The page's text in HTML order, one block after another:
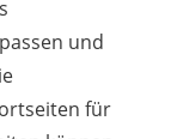
und
für